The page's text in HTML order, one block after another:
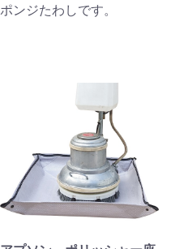
ポンジたわしです。